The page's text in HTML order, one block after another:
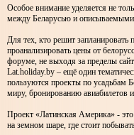
Особое внимание уделяется не
между Беларусью и описываемыми
Для тех, кто решит запланировать
проанализировать цены от
форуме, не выходя за пределы
Lat.holiday.by – ещё один
пользуются проекты по усадьбам
миру, бронированию авиабилетов и
Проект «Латинская Америка» -
на земном шаре, где стоит